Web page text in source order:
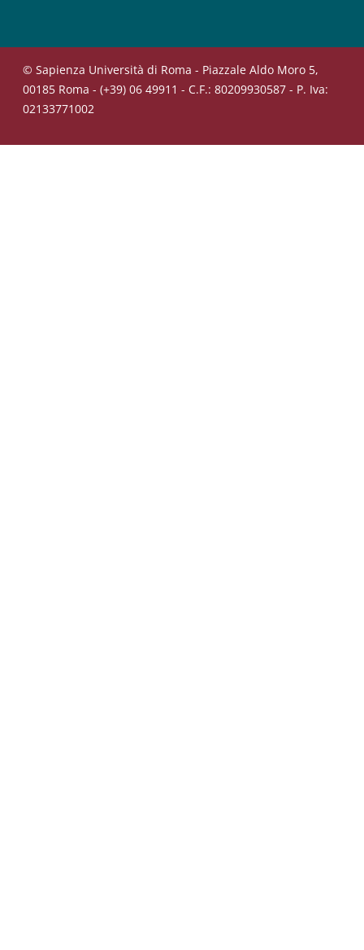
© Sapienza Università di Roma - Piazzale Aldo Moro 5,
00185 Roma - (+39) 06 49911 - C.F.: 80209930587 - P. Iva:
02133771002